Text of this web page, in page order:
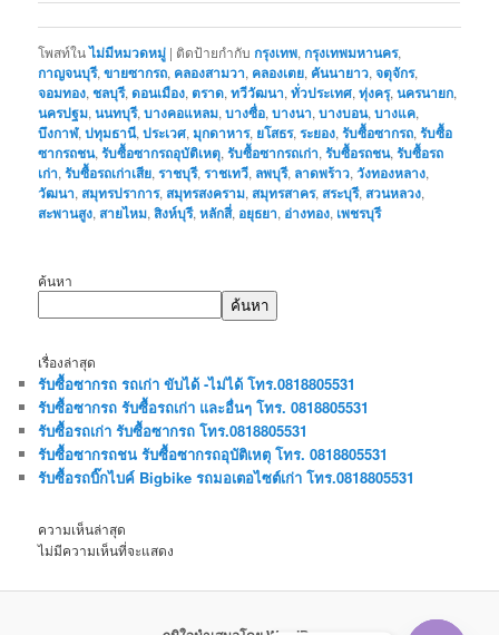
โพสท์ในไม่มีหมวดหมู่ | ติดป้ายกำกับ กรุงเทพ,กรุงเทพมหานคร,
กาญจนบุรี,ขายซากรถ, คลองสามวา, คลองเตย, คันนายาว,จตุจักร,
จอมทอง,ชลบุรี,ดอนเมือง,ตราด,ทวีวัฒนา,ทั่วประเทศ,ทุ่งครุ,นครนายก,
นครปฐม,นนทบุรี,บางคอแหลม,บางซื่อ,บางนา,บางบอน,บางแค,
บึงกาฬ,ปทุมธานี,ประเวศ,มุกดาหาร, ยโสธร,ระยอง,รับซื้อซากรถ,รับซื้อ
ซากรถชน,รับซื้อซากรถอุบัติเหตุ,รับซื้อซากรถเก่า,รับซื้อรถชน,รับซื้อรถ
เก่า,รับซื้อรถเก่าเสีย,ราชบุรี,ราชเทวี, ลพบุรี, ลาดพร้าว,วังทองหลาง,
วัฒนา, สมุทรปราการ, สมุทรสงคราม, สมุทรสาคร, สระบุรี, สวนหลวง,
สะพานสูง, สายไหม,สิงห์บุรี,หลักสี่, อยุธยา, อ่างทอง, เพชรบุรี
ค้นหา
ค้นหา
เรื่องล่าสุด
รับซื้อซากรถ รถเก่า ขับได้ -ไม่ได้ โทร.0818805531
รับซื้อซากรถ รับซื้อรถเก่า และอื่นๆ โทร. 0818805531
รับซื้อรถเก่า รับซื้อซากรถ โทร.0818805531
รับซื้อซากรถชน รับซื้อซากรถอุบัติเหตุ โทร. 0818805531
รับซื้อรถบิ๊กไบค์ Bigbike รถมอเตอไซต์เก่า โทร.0818805531
ความเห็นล่าสุด
ไม่มีความเห็นที่จะแสดง